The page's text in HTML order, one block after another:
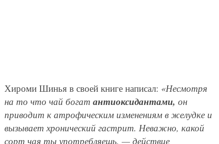
Хироми Шинья в своей книге написал: «Несмотря
на то что чай богат антиоксидантами, он
приводит к атрофическим изменениям в желудке и
вызывает хронический гастрит. Неважно, какой
сорт чая ты употребляешь, — действие